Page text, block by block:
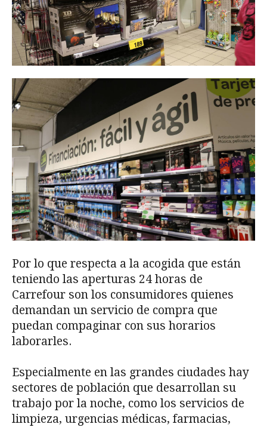
Por lo que respecta a la acogida que están
teniendo las aperturas 24 horas de
Carrefour son los consumidores quienes
demandan un servicio de compra que
puedan compaginar con sus horarios
laborarles.
Especialmente en las grandes ciudades hay
sectores de población que desarrollan su
trabajo por la noche, como los servicios de
limpieza, urgencias médicas, farmacias,